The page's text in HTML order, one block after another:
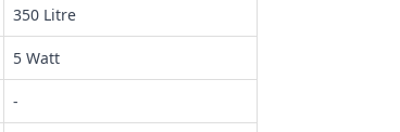
350 Litre
5 Watt
-